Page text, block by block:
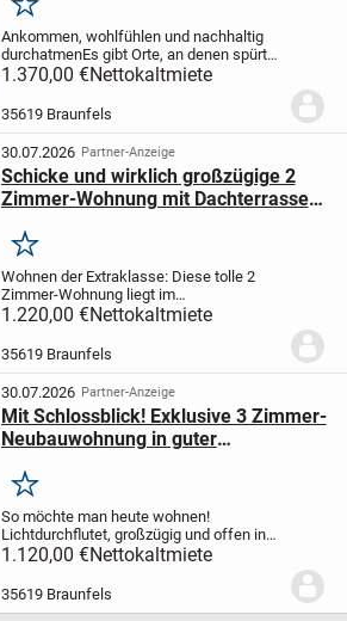
Merken
Ankommen, wohlfühlen und nachhaltig
durchatmenEs gibt Orte, an denen spürt
man sofort beim Eintreten eine tiefe Ruhe
und unaufgeregten
Komfort.PremiumPlatz ist genau so ein
Zuhause: Ein Ort, der...
1.370,00 €Nettokaltmiete
35619 Braunfels
30.07.2026 Partner-Anzeige
Schicke und wirklich großzügige 2
Zimmer-Wohnung mit Dachterrasse
Merken
Wohnen der Extraklasse: Diese tolle 2
Zimmer-Wohnung liegt im
Staffelgeschoss eines im Jahr 2026
fertig gestellten Mehrfamilienhauses mit
insgesamt 18 Parteien und erfüllt auch
gehobene Wohnansprüche....
1.220,00 €Nettokaltmiete
35619 Braunfels
30.07.2026 Partner-Anzeige
Mit Schlossblick! Exklusive 3 Zimmer-
Neubauwohnung in guter
Merken
So möchte man heute wohnen!
Lichtdurchflutet, großzügig und offen in
einem warmen Raumambiente - diese
Neubauwohnung lässt keine Wünsche
1.120,00 €Nettokaltmiete
35619 Braunfels